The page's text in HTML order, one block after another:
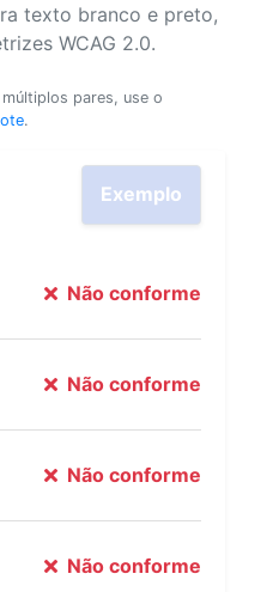
texto branco e preto,
WCAG 2.0.
pares, use o
.
Exemplo
Não conforme
Não conforme
Não conforme
Não conforme